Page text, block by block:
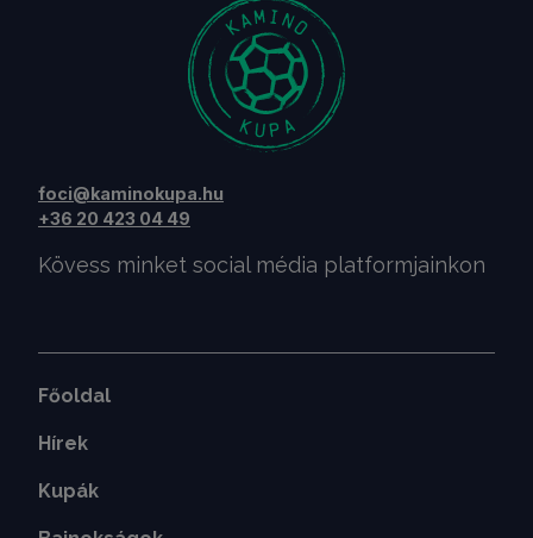
foci@kaminokupa.hu
+36 20 423 04 49
Kövess minket social média platformjainkon
Főoldal
Hírek
Kupák